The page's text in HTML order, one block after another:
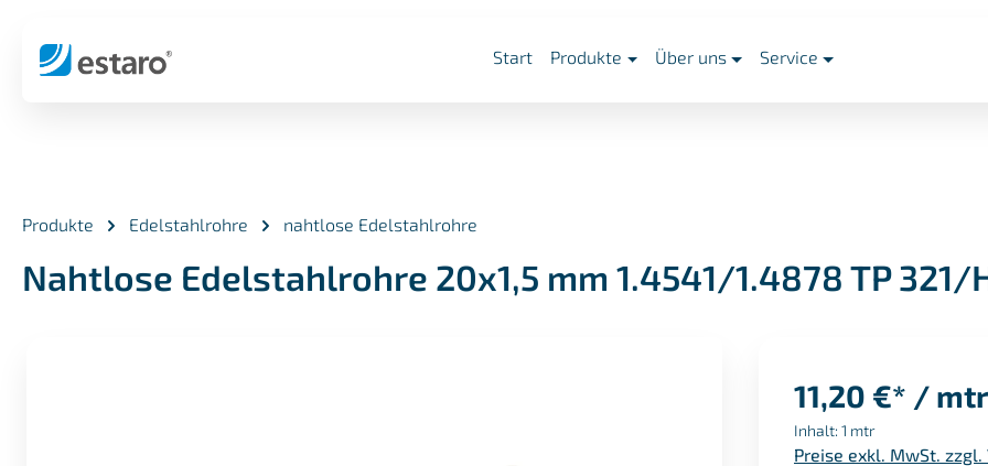
Start
Produkte Über uns Service
Produkte Edelstahlrohre nahtlose Edelstahlrohre
Nahtlose Edelstahlrohre 20x1,5 mm 1.4541/1.4878 TP 321/
11,20 €* / mtr
Inhalt: 1 mtr
Preise exkl. MwSt.